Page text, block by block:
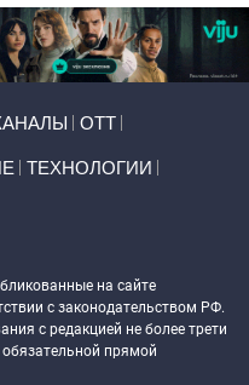
ОТТ
ТЕХНОЛОГИИ
на сайте
с законодательством РФ.
с редакцией не более трети
прямой